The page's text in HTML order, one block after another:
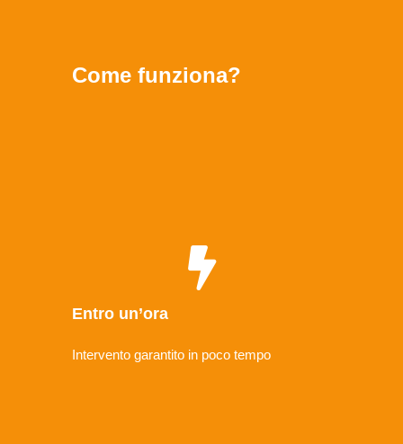
Come funziona?
Entro un’ora
Intervento garantito in poco tempo